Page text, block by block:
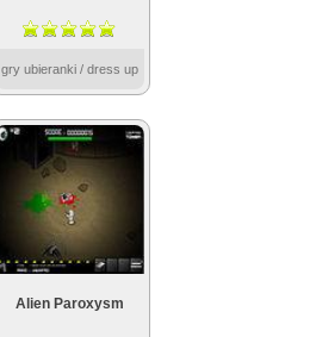
gry ubieranki / dress up
Alien Paroxysm